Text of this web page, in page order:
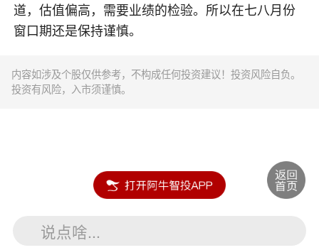
道，估值偏高，需要业绩的检验。所以在七八月份
窗口期还是保持谨慎。
内容如涉及个股仅供参考，不构成任何投资建议！投资风险自负。
投资有风险，入市须谨慎。
说点啥...